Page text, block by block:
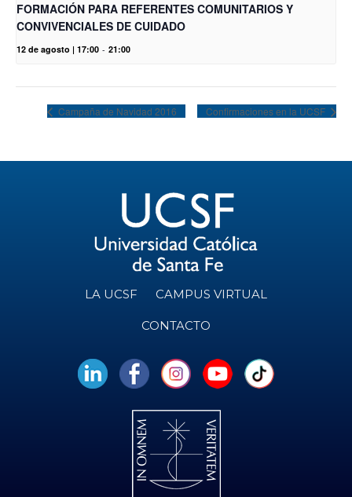
FORMACIÓN PARA REFERENTES COMUNITARIOS Y
CONVIVENCIALES DE CUIDADO
12 de agosto | 17:00 - 21:00
Campaña de Navidad 2016 Confirmaciones en la UCSF
LA UCSF CAMPUS VIRTUAL
CONTACTO